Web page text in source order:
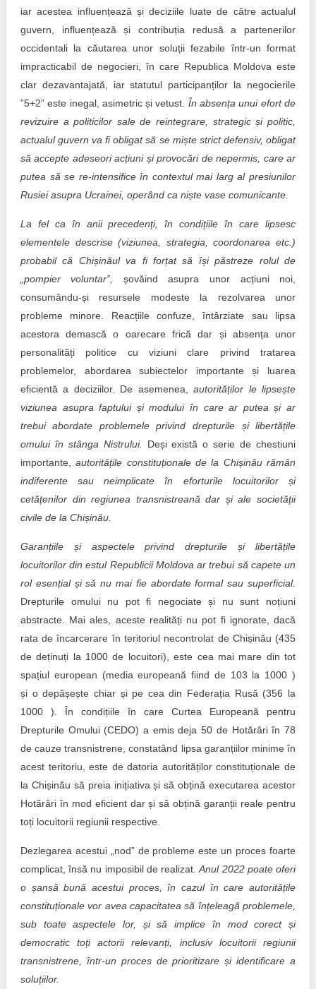
iar acestea influențează și deciziile luate de către actualul
guvern, influențează și contribuția redusă a partenerilor
occidentali la căutarea unor soluții fezabile într-un format
impracticabil de negocieri, în care Republica Moldova este
clar dezavantajată, iar statutul participanților la negocierile
”5+2” este inegal, asimetric și vetust. În absența unui efort de
revizuire a politicilor sale de reintegrare, strategic și politic,
actualul guvern va fi obligat să se miște strict defensiv, obligat
să accepte adeseori acțiuni și provocări de nepermis, care ar
putea să se re-intensifice în contextul mai larg al presiunilor
Rusiei asupra Ucrainei, operând ca niște vase comunicante.
La fel ca în anii precedenți, în condițiile în care lipsesc
elementele descrise (viziunea, strategia, coordonarea etc.)
probabil că Chișinăul va fi forțat să își păstreze rolul de
„pompier voluntar”,
șovăind asupra unor acțiuni noi,
consumându-și resursele modeste la rezolvarea unor
probleme minore. Reacțiile confuze, întârziate sau lipsa
acestora demască o oarecare frică dar și absența unor
personalități politice cu viziuni clare privind tratarea
problemelor, abordarea subiectelor importante și luarea
eficientă a deciziilor. De asemenea,autorităților le lipsește
viziunea asupra faptului și modului în care ar putea și ar
trebui abordate problemele privind drepturile și libertățile
omului în stânga Nistrului. Deși există o serie de chestiuni
importante,autoritățile constituționale de la Chișinău rămân
indiferente sau neimplicate în eforturile locuitorilor și
cetățenilor din regiunea transnistreană dar și ale societății
civile de la Chișinău.
Garanțiile și aspectele privind drepturile și libertățile
locuitorilor din estul Republicii Moldova ar trebui să capete un
rol esențial și să nu mai fie abordate formal sau superficial.
Drepturile omului nu pot fi negociate și nu sunt noțiuni
abstracte. Mai ales, aceste realități nu pot fi ignorate, dacă
rata de încarcerare în teritoriul necontrolat de Chișinău (435
de deținuți la 1000 de locuitori), este cea mai mare din tot
spațiul european (media europeană fiind de 103 la 1000 )
și o depășește chiar și pe cea din Federația Rusă (356 la
1000 ). În condițiile în care Curtea Europeană pentru
Drepturile Omului (CEDO) a emis deja 50 de Hotărâri în 78
de cauze transnistrene, constatând lipsa garanțiilor minime în
acest teritoriu, este de datoria autorităților constituționale de
la Chișinău să preia inițiativa și să obțină executarea acestor
Hotărâri în mod eficient dar și să obțină garanții reale pentru
toți locuitorii regiunii respective.
Dezlegarea acestui „nod” de probleme este un proces foarte
complicat, însă nu imposibil de realizat.Anul 2022 poate oferi
o șansă bună acestui proces, în cazul în care autoritățile
constituționale vor avea capacitatea să înțeleagă problemele,
sub toate aspectele lor, și să implice în mod corect și
democratic toți actorii relevanți, inclusiv locuitorii regiunii
transnistrene, într-un proces de prioritizare și identificare a
soluțiilor.